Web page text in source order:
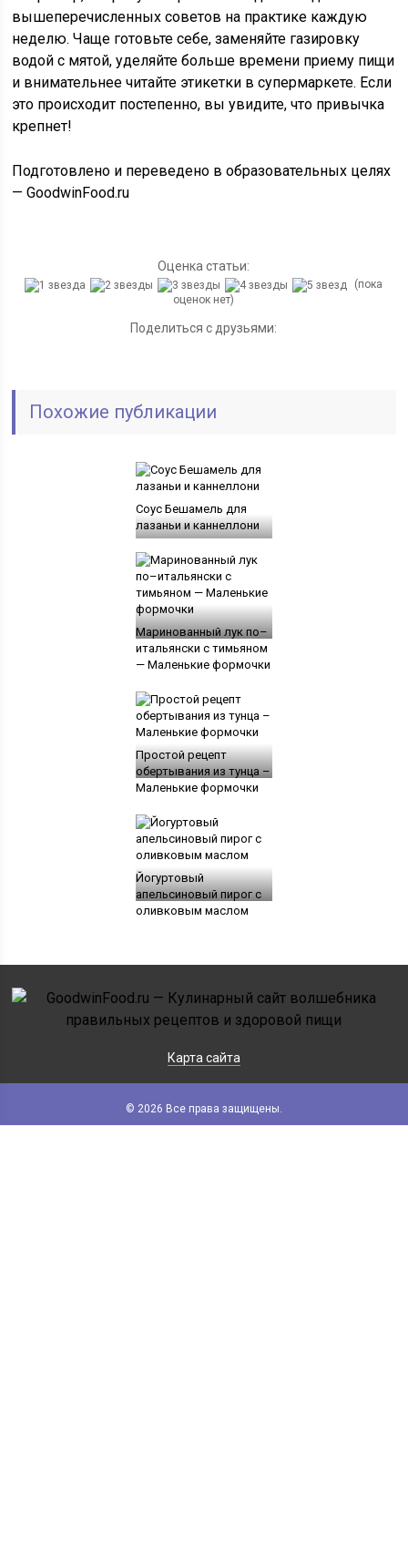
вышеперечисленных советов на практике каждую
неделю. Чаще готовьте себе, заменяйте газировку
водой с мятой, уделяйте больше времени приему пищи
и внимательнее читайте этикетки в супермаркете. Если
это происходит постепенно, вы увидите, что привычка
крепнет!
Подготовлено и переведено в образовательных целях
— GoodwinFood.ru
Оценка статьи:
(пока
оценок нет)
Поделиться с друзьями:
Похожие публикации
Соус Бешамель для
лазаньи и каннеллони
Маринованный лук по–
итальянски с тимьяном
— Маленькие формочки
Простой рецепт
обертывания из тунца –
Маленькие формочки
Йогуртовый
апельсиновый пирог с
оливковым маслом
Карта сайта
© 2026 Все права защищены.